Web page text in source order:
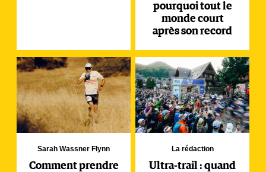
pourquoi tout le
monde court
après son record
Sarah Wassner Flynn
Comment prendre
La rédaction
Ultra-trail : quand